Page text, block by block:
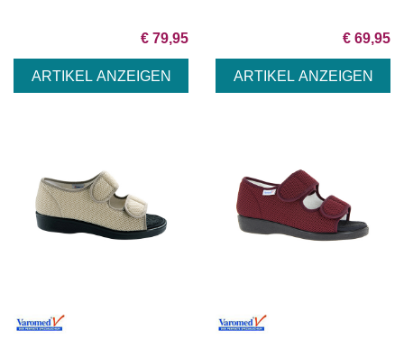
€ 79,95 € 69,95